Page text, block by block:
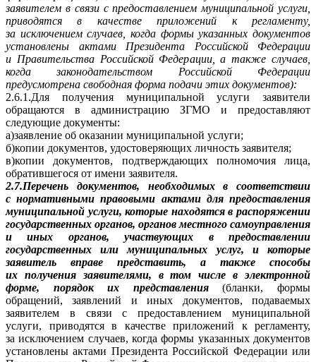
заявителем в связи с предоставлением муниципальной услуги,
приводятся в качестве приложений к регламенту,
за исключением случаев, когда формы указанных документов
установлены актами Президента Российской Федерации
и Правительства Российской Федерации, а также случаев,
когда законодательством Российской Федерации
предусмотрена свободная форма подачи этих документов):
2.6.1.Для получения муниципальной услуги заявители
обращаются в администрацию ЗГМО и предоставляют
следующие документы:
а)заявление об оказании муниципальной услуги;
б)копии документов, удостоверяющих личность заявителя;
в)копии документов, подтверждающих полномочия лица,
обратившегося от имени заявителя.
2.7.Перечень документов, необходимых в соответствии
с нормативными правовыми актами для предоставления
муниципальной услуги, которые находятся в распоряжении
государственных органов, органов местного самоуправления
и иных органов, участвующих в предоставлении
государственных или муниципальных услуг, и которые
заявитель вправе представить, а также способы
их получения заявителями, в том числе в электронной
форме, порядок их представления(бланки, формы
обращений, заявлений и иных документов, подаваемых
заявителем в связи с предоставлением муниципальной
услуги, приводятся в качестве приложений к регламенту,
за исключением случаев, когда формы указанных документов
установлены актами Президента Российской Федерации или